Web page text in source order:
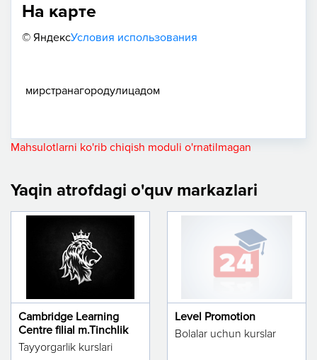
На карте
© ЯндексУсловия использования
мирстранагородулицадом
Mahsulotlarni ko'rib chiqish moduli o'rnatilmagan
Yaqin atrofdagi o'quv markazlari
Cambridge Learning
Centre filial m.Tinchlik
Tayyorgarlik kurslari
Level Promotion
Bolalar uchun kurslar